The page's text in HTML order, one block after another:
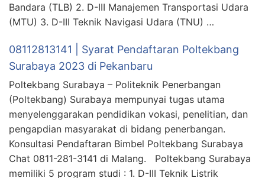
Bandara (TLB) 2. D-III Manajemen Transportasi Udara
(MTU) 3. D-III Teknik Navigasi Udara (TNU) …
08112813141 | Syarat Pendaftaran Poltekbang
Surabaya 2023 di Pekanbaru
Poltekbang Surabaya – Politeknik Penerbangan
(Poltekbang) Surabaya mempunyai tugas utama
menyelenggarakan pendidikan vokasi, penelitian, dan
pengapdian masyarakat di bidang penerbangan.
Konsultasi Pendaftaran Bimbel Poltekbang Surabaya
Chat 0811-281-3141 di Malang. Poltekbang Surabaya
memiliki 5 program studi : 1. D-III Teknik Listrik